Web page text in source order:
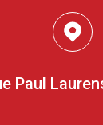
Paul